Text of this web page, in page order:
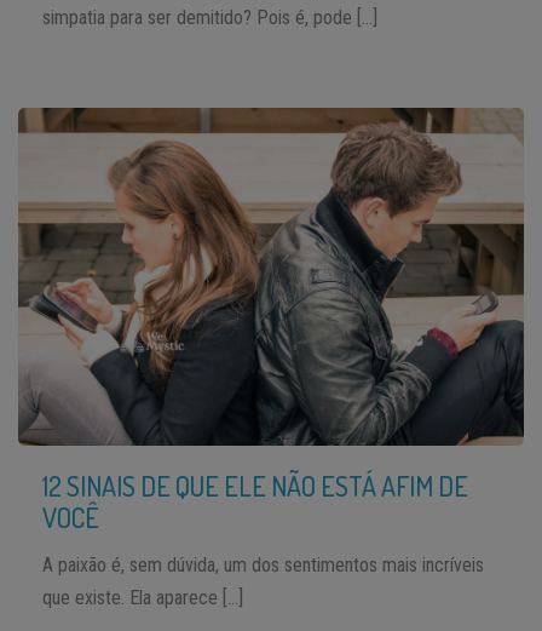
simpatia para ser demitido? Pois é, pode […]
12 SINAIS DE QUE ELE NÃO ESTÁ AFIM DE
VOCÊ
A paixão é, sem dúvida, um dos sentimentos mais incríveis
que existe. Ela aparece […]